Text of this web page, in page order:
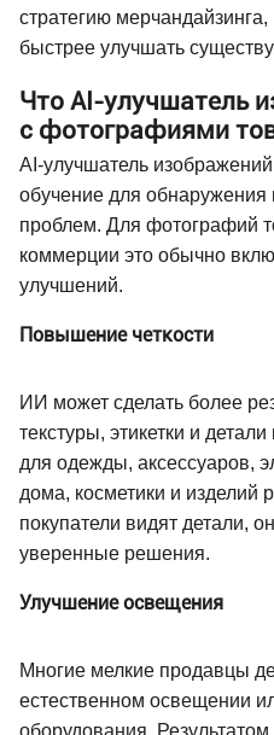
стратегию
быстрее улучшать
Что AI-улучшатель
с фотографиями
AI-улучшатель
обучение для
проблем. Для фотографий
коммерции это обычно
улучшений.
Повышение четкости
ИИ может сделать более
текстуры, этикетки и
для одежды, аксессуаров,
дома, косметики и изделий
покупатели видят детали,
уверенные решения.
Улучшение освещения
Многие мелкие продавцы
естественном освещении
оборудования.